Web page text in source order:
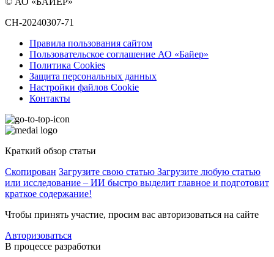
CH-20240307-71
Правила пользования сайтом
Пользовательское соглашение АО «Байер»
Политика Cookies
Защита персональных данных
Настройки файлов Cookie
Контакты
Краткий обзор статьи
Скопирован Загрузите свою статью Загрузите любую статью
или исследование – ИИ быстро выделит главное и подготовит
краткое содержание!
Чтобы принять участие, просим вас авторизоваться на сайте
Авторизоваться
В процессе разработки